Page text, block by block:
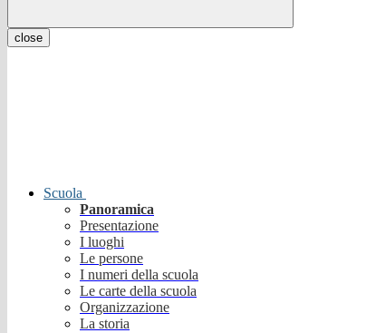
close
Scuola
Panoramica
Presentazione
I luoghi
Le persone
I numeri della scuola
Le carte della scuola
Organizzazione
La storia